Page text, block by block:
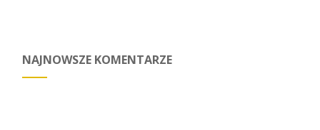
NAJNOWSZE KOMENTARZE